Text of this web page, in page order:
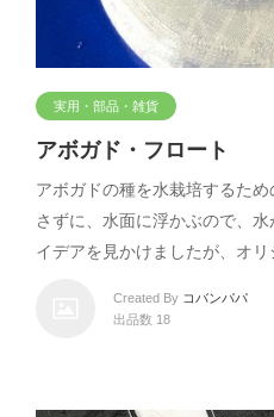
実用・部品・雑貨
アボガド・フロート
アボガドの種を水栽培するた
さずに、水面に浮かぶので、
イデアを見かけましたが、オ
Created By コバンパパ
出品数 18